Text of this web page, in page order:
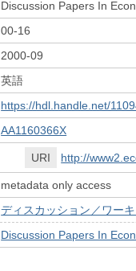
Discussion Papers In
00-16
2000-09
英語
https://hdl.handle.net/
AA1160366X
URI http://
metadata only access
ディスカッション／ワー
Discussion Papers In